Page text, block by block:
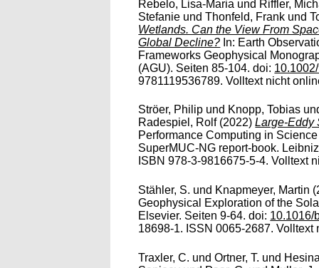
Rebelo, Lisa-Maria und Riffler,
Stefanie undThonfeld, Frank und
Wetlands. Can the View From
Global Decline? In: Earth
Frameworks Geophysical
(AGU). Seiten 85-104. doi:
9781119536789. Volltext nicht
Ströer, Philip und Knopp, Tobias
Radespiel, Rolf(2022)Large­-Eddy
Performance Computing in
SuperMUC-NG report-book.
ISBN 978­-3-9816675-­5-4. Volltext
Stähler, S. und Knapmeyer, Martin
Geophysical Exploration of the
Elsevier. Seiten 9-64. doi: 10.1016/
18698-1. ISSN 0065-2687. Volltext
Traxler, C. undOrtner, T. und